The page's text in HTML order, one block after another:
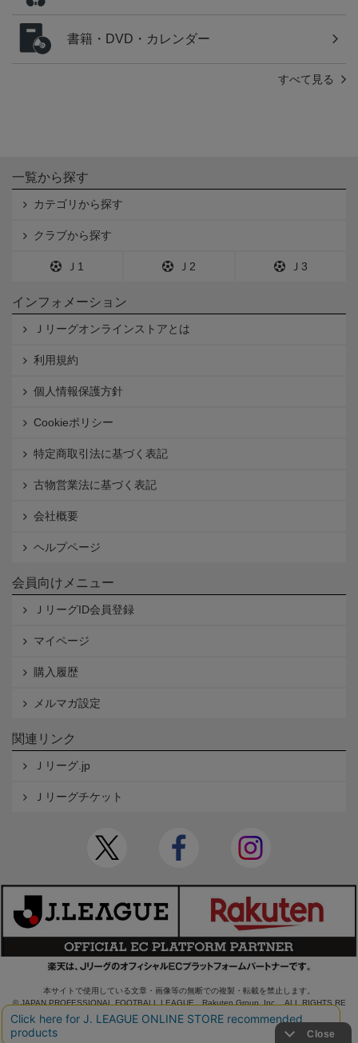
書籍・DVD・カレンダー
すべて見る
一覧から探す
カテゴリから探す
クラブから探す
Ｊ1 Ｊ2 Ｊ3
インフォメーション
Ｊリーグオンラインストアとは
利用規約
個人情報保護方針
Cookieポリシー
特定商取引法に基づく表記
古物営業法に基づく表記
会社概要
ヘルプページ
会員向けメニュー
ＪリーグID会員登録
マイページ
購入履歴
メルマガ設定
関連リンク
Ｊリーグ.jp
Ｊリーグチケット
本サイトで使用している文章・画像等の無断での複製・転載を禁止します。
© JAPAN PROFESSIONAL FOOTBALL LEAGUE Rakuten Group, Inc. ALL RIGHTS RE
SERVED.